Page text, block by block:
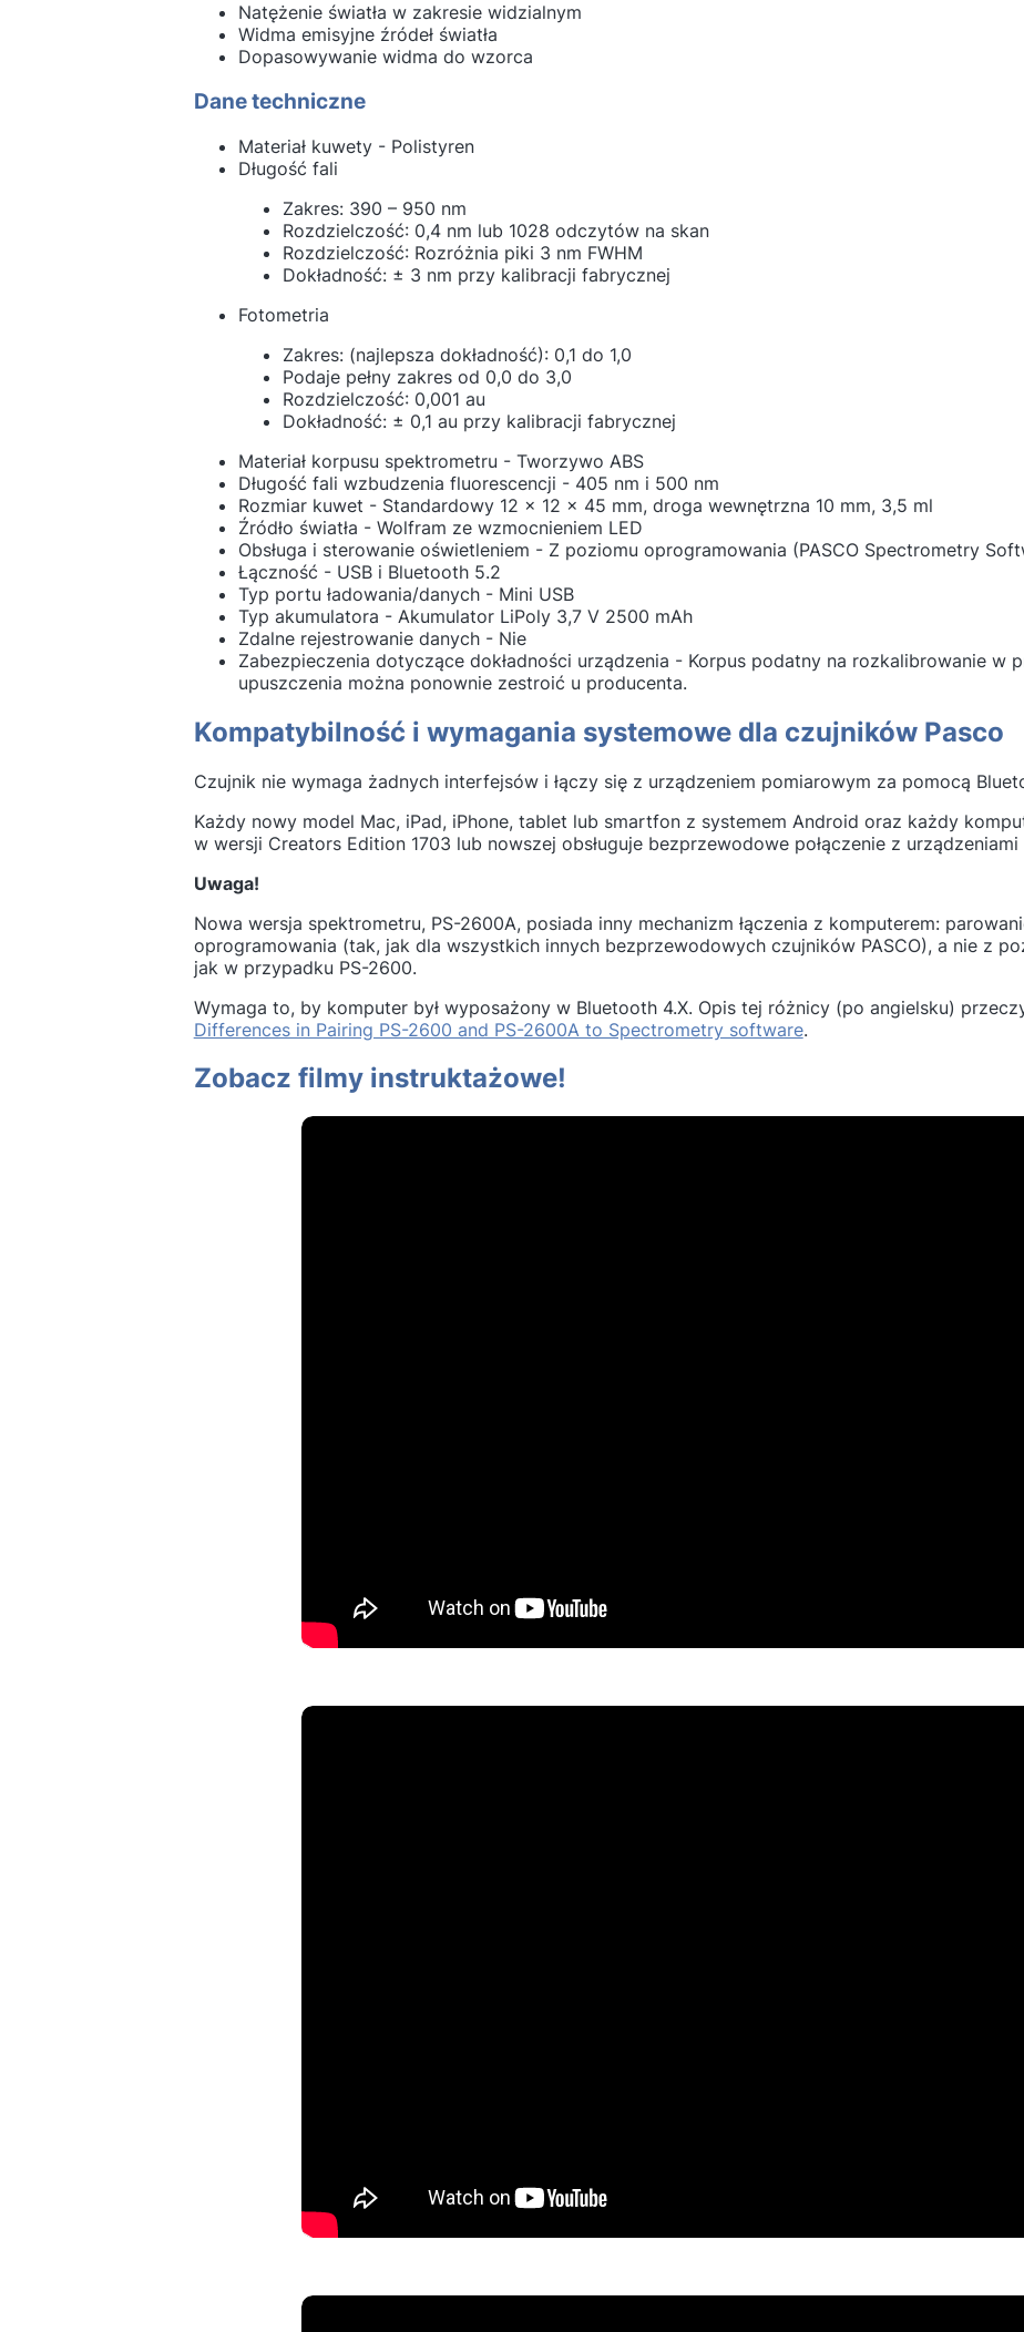
Natężenie światła w zakresie widzialnym
Widma emisyjne źródeł światła
Dopasowywanie widma do wzorca
Dane techniczne
Materiał kuwety - Polistyren
Długość fali
Zakres: 390 – 950 nm
Rozdzielczość: 0,4 nm lub 1028 odczytów na skan
Rozdzielczość: Rozróżnia piki 3 nm FWHM
Dokładność: ± 3 nm przy kalibracji fabrycznej
Fotometria
Zakres: (najlepsza dokładność): 0,1 do 1,0
Podaje pełny zakres od 0,0 do 3,0
Rozdzielczość: 0,001 au
Dokładność: ± 0,1 au przy kalibracji fabrycznej
Materiał korpusu spektrometru - Tworzywo ABS
Długość fali wzbudzenia fluorescencji - 405 nm i 500 nm
Rozmiar kuwet - Standardowy 12 x 12 x 45 mm, droga wewnętrzna 10 mm, 3,5 ml
Źródło światła - Wolfram ze wzmocnieniem LED
Obsługa i sterowanie oświetleniem - Z poziomu oprogramowania (PASCO Spectrometry
Łączność - USB i Bluetooth 5.2
Typ portu ładowania/danych - Mini USB
Typ akumulatora - Akumulator LiPoly 3,7 V 2500 mAh
Zdalne rejestrowanie danych - Nie
Zabezpieczenia dotyczące dokładności urządzenia - Korpus podatny na rozkalibrowanie w
upuszczenia można ponownie zestroić u producenta.
Kompatybilność i wymagania systemowe dla czujników Pasco
Czujnik nie wymaga żadnych interfejsów i łączy się z urządzeniem pomiarowym za pomocą
Każdy nowy model Mac, iPad, iPhone, tablet lub smartfon z systemem Android oraz każdy
w wersji Creators Edition 1703 lub nowszej obsługuje bezprzewodowe połączenie z urządzeniami
Uwaga!
Nowa wersja spektrometru, PS-2600A, posiada inny mechanizm łączenia z komputerem:
oprogramowania (tak, jak dla wszystkich innych bezprzewodowych czujników PASCO), a nie z
jak w przypadku PS-2600.
Wymaga to, by komputer był wyposażony w Bluetooth 4.X. Opis tej różnicy (po angielsku)
Differences in Pairing PS-2600 and PS-2600A to Spectrometry software.
Zobacz filmy instruktażowe!